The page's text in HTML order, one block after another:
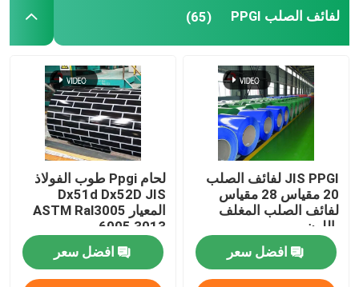
أنابيب الصلب المجلفن
قناة U من الفولاذ الكربوني
شريط مسطح من الصلب الكربوني
لفائف الصلب PPGI (65)
JIS PPGI لفائف الصلب
20 مقياس 28 مقياس
لفائف الصلب المغلف
باللون
افضل سعر
لحام Ppgi طوب الفولاذ
Dx51d Dx52D JIS
المعيار ASTM Ral3005
6005 3013
افضل سعر